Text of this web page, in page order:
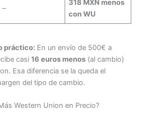
–
318 MXN menos
con WU
práctico: En un envío de 500€ a
casi 16 euros menos (al cambio)
Esa diferencia se la queda el
del tipo de cambio.
Western Union en Precio?